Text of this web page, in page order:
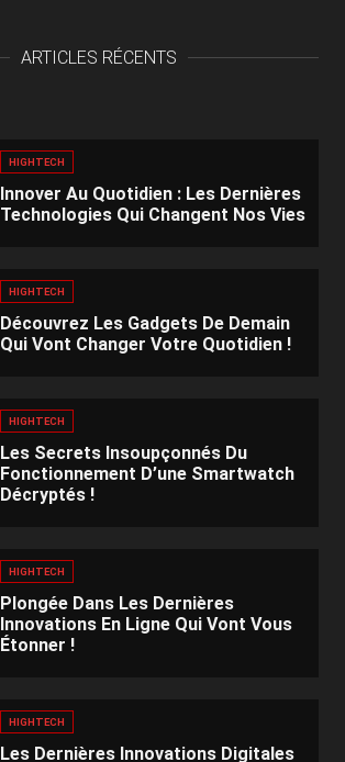
ARTICLES RÉCENTS
HIGHTECH
Innover Au Quotidien : Les Dernières
Technologies Qui Changent Nos Vies
HIGHTECH
Découvrez Les Gadgets De Demain
Qui Vont Changer Votre Quotidien !
HIGHTECH
Les Secrets Insoupçonnés Du
Fonctionnement D’une Smartwatch
Décryptés !
HIGHTECH
Plongée Dans Les Dernières
Innovations En Ligne Qui Vont Vous
Étonner !
HIGHTECH
Les Dernières Innovations Digitales